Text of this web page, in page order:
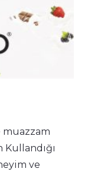
muazzam
ve